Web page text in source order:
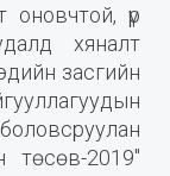
үр
хяналт
засгийн
төсөв-2019"